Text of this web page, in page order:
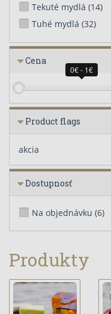
Tekuté mydlá (14)
Tuhé mydlá (32)
Cena
0€ - 1€
Product flags
akcia
Dostupnosť
Na objednávku (6)
Produkty